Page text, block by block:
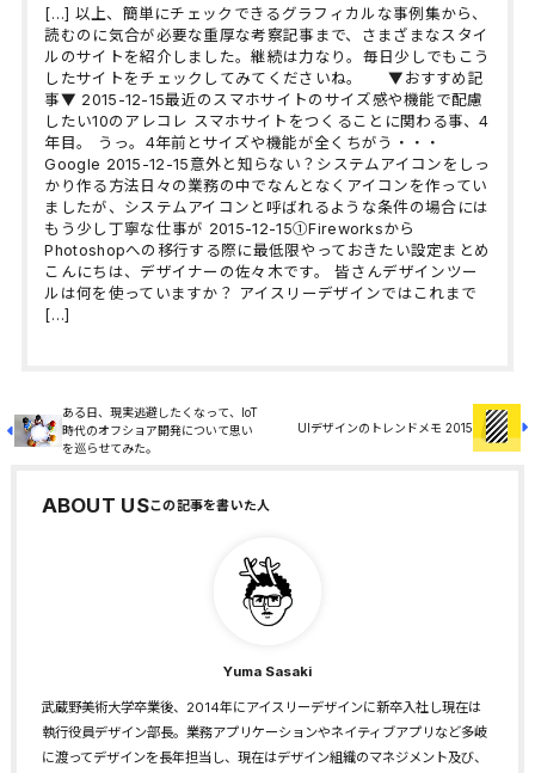
[…] 以上、簡単にチェックできるグラフィカルな事例集から、
読むのに気合が必要な重厚な考察記事まで、さまざまなスタイ
ルのサイトを紹介しました。継続は力なり。毎日少しでもこう
したサイトをチェックしてみてくださいね。 ▼おすすめ記
事▼ 2015-12-15最近のスマホサイトのサイズ感や機能で配慮
したい10のアレコレ スマホサイトをつくることに関わる事、4
年目。 うっ。4年前とサイズや機能が全くちがう・・・
Google 2015-12-15意外と知らない？システムアイコンをしっ
かり作る方法日々の業務の中でなんとなくアイコンを作ってい
ましたが、システムアイコンと呼ばれるような条件の場合には
もう少し丁寧な仕事が 2015-12-15①Fireworksから
Photoshopへの移行する際に最低限やっておきたい設定まとめ
こんにちは、デザイナーの佐々木です。 皆さんデザインツー
ルは何を使っていますか？ アイスリーデザインではこれまで
[…]
ある日、現実逃避したくなって、IoT
時代のオフショア開発について思い
を巡らせてみた。
UIデザインのトレンドメモ 2015
ABOUT US
Yuma Sasaki
武蔵野美術大学卒業後、2014年にアイスリーデザインに新卒入社し現在は
執行役員デザイン部長。業務アプリケーションやネイティブアプリなど多岐
に渡ってデザインを長年担当し、現在はデザイン組織のマネジメント及び、